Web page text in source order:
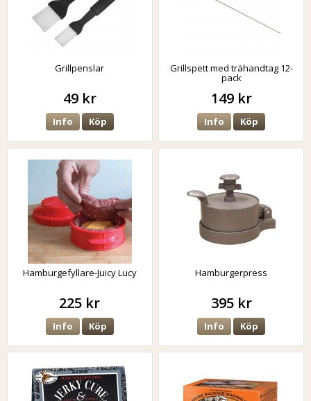
Grillpenslar
49 kr
Info Köp
Grillspett med trähandtag 12-
pack
149 kr
Info Köp
Hamburgefyllare-Juicy Lucy
225 kr
Info Köp
Hamburgerpress
395 kr
Info Köp